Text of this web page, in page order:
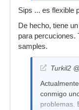
Sips ... es flexible
De hecho, tiene
para percuciones.
samples.
Turkil2
conmigo
problemas.